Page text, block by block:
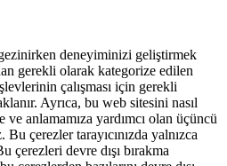
deneyiminizi geliştirmek
gerekli olarak kategorize edilen
çalışması için gerekli
Ayrıca, bu web sitesini nasıl
ve anlamamıza yardımcı olan üçüncü
çerezler tarayıcınızda yalnızca
çerezleri devre dışı bırakma